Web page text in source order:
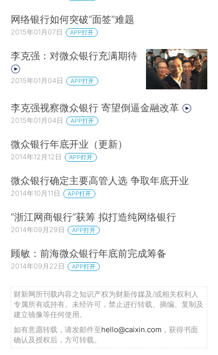
网络银行如何突破“面签”难题
2015年01月07日 APP打开
李克强：对微众银行充满期待
2015年01月04日 APP打开
李克强视察微众银行 寄望倒逼金融改革
2015年01月04日 APP打开
微众银行年底开业（更新）
2014年12月12日 APP打开
微众银行确定主要高管人选 争取年底开业
2014年10月11日 APP打开
“浙江网商银行”获筹 拟打造纯网络银行
2014年09月29日 APP打开
顾敏：前海微众银行年底前完成筹备
2014年09月22日 APP打开
财新网所刊载内容之知识产权为财新传媒及/或相关权利人
专属所有或持有。未经许可，禁止进行转载、摘编、复制及
建立镜像等任何使用。
如有意愿转载，请发邮件至hello@caixin.com ，获得书面
确认及授权后，方可转载。